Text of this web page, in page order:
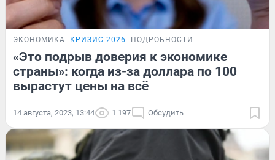
ЭКОНОМИКА КРИЗИС-2026 ПОДРОБНОСТИ
«Это подрыв доверия к экономике
страны»: когда из-за доллара по 100
вырастут цены на всё
14 августа, 2023, 13:44 1 197 Обсудить